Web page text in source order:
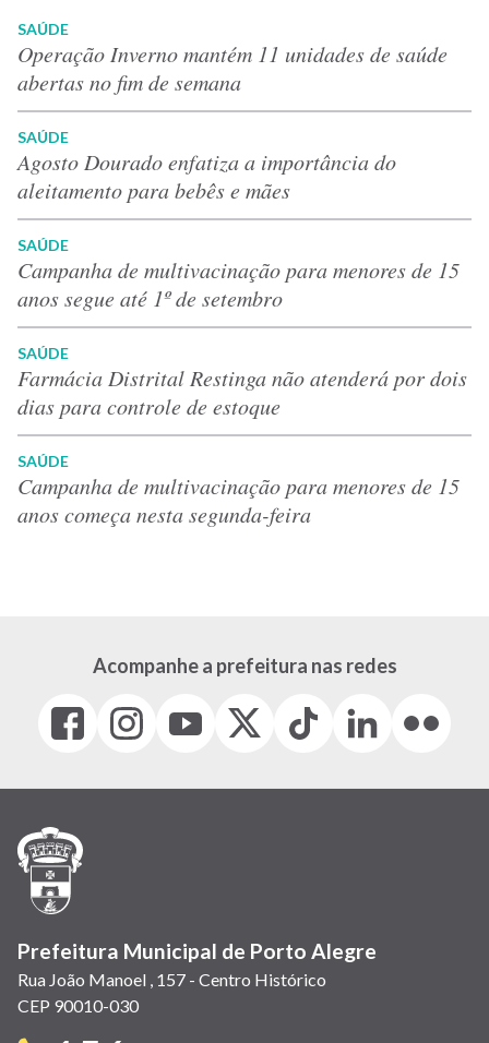
SAÚDE
Operação Inverno mantém 11 unidades de saúde
abertas no fim de semana
SAÚDE
Agosto Dourado enfatiza a importância do
aleitamento para bebês e mães
SAÚDE
Campanha de multivacinação para menores de 15
anos segue até 1º de setembro
SAÚDE
Farmácia Distrital Restinga não atenderá por dois
dias para controle de estoque
SAÚDE
Campanha de multivacinação para menores de 15
anos começa nesta segunda-feira
Acompanhe a prefeitura nas redes
Facebook
(link
em
janela)
Instagram
(link
em
(link
em
(Antigo
(link
Tiktok
(link
em
LinkedIn
(link
em
(link
em
Prefeitura Municipal de Porto Alegre
Rua João Manoel , 157 - Centro Histórico
CEP 90010-030